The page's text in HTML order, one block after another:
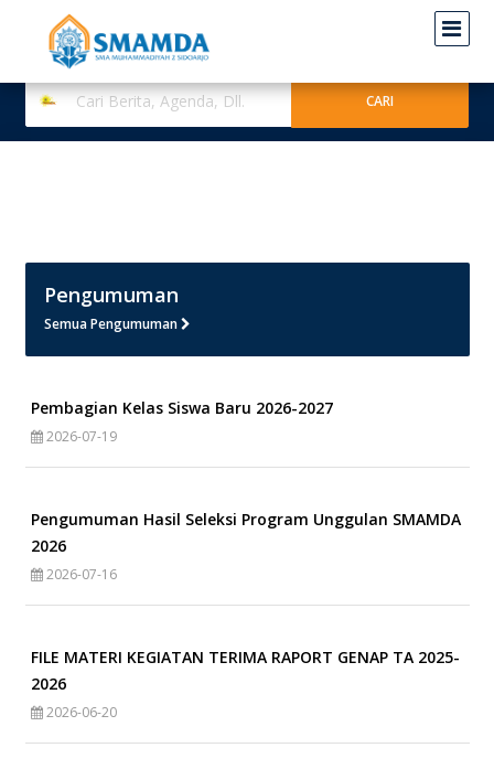
Pengumuman
Semua Pengumuman
Pembagian Kelas Siswa Baru 2026-2027
2026-07-19
Pengumuman Hasil Seleksi Program Unggulan SMAMDA
2026
2026-07-16
FILE MATERI KEGIATAN TERIMA RAPORT GENAP TA 2025-
2026
2026-06-20